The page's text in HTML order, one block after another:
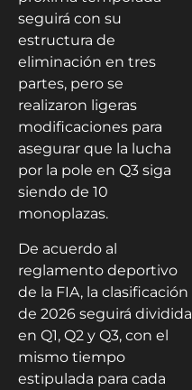
seguirá con su
estructura de
eliminación en tres
partes, pero se
realizaron ligeras
modificaciones para
asegurar que la lucha
por la pole en Q3 siga
siendo de 10
monoplazas.
De acuerdo al
reglamento deportivo
de la FIA, la clasificación
de 2026 seguirá dividida
en Q1, Q2 y Q3, con el
mismo tiempo
estipulada para cada